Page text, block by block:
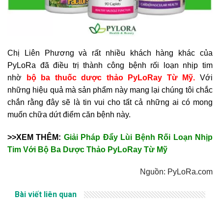
Chị Liên Phương và rất nhiều khách hàng khác của
PyLoRa đã điều trị thành công bệnh rối loạn nhịp tim
nhờ
bộ ba thuốc dược thảo PyLoRay Từ Mỹ. Với
những hiệu quả mà sản phẩm này mang lại chúng tôi chắc
chắn rằng đây sẽ là tin vui cho tất cả những ai có mong
muốn chữa dứt điểm căn bệnh này.
>>XEM THÊM: Giải Pháp Đẩy Lùi Bệnh Rối Loạn Nhịp
Tim Với Bộ Ba Dược Thảo PyLoRay Từ Mỹ
Nguồn: PyLoRa.com
Bài viết liên quan